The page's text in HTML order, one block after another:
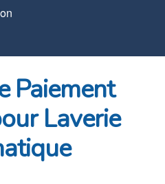
Paiement
Laverie